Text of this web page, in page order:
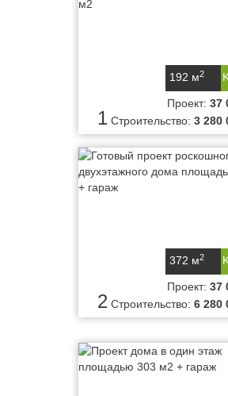
192 м2
1
Проект: 37
Строительство: 3 280
372 м2
2
Проект: 37
Строительство: 6 280